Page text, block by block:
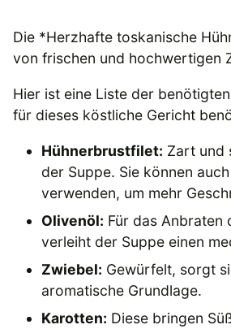
Die *Herzhafte toskanische
von frischen und hochwertigen
Hier ist eine Liste der
für dieses köstliche Gericht
Hühnerbrustfilet: Zart und
der Suppe. Sie können
verwenden, um mehr
Olivenöl: Für das Anbraten
verleiht der Suppe einen
Zwiebel: Gewürfelt, sorgt
aromatische Grundlage.
Karotten: Diese bringen